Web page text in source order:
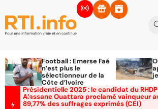
Football : Emerse Faé
n’est plus le
sélectionneur de la
Côte d’Ivoire
Présidentielle 2025 : le candidat du RHDP
Alassane Ouattara proclamé vainqueur
89,77% des suffrages exprimés (CEI)